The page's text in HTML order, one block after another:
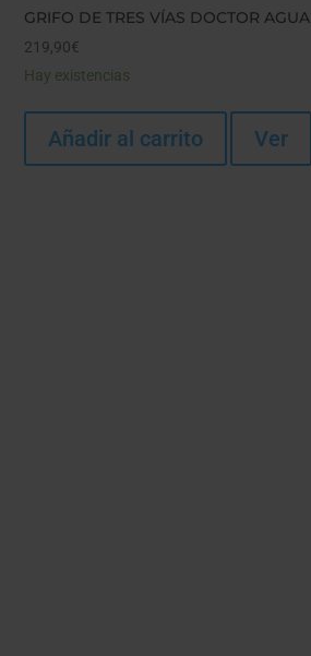
GRIFO DE TRES VÍAS DOCTOR AGUA
219,90€
Hay existencias
Añadir al carrito Ver